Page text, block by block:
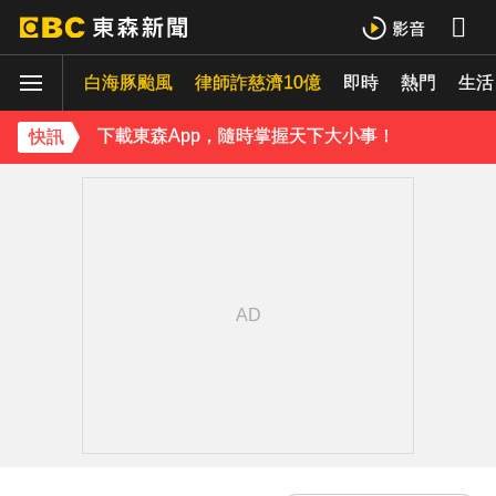
白海豚颱風 律師詐慈濟10億 即時 熱門 生活
快訊
內政部向憲法法庭遞狀 聲請解散統促黨
《理財達人秀》X 安聯投信免費講座報名中！搶先卡位 2027
下載東森App，隨時掌握天下大小事！